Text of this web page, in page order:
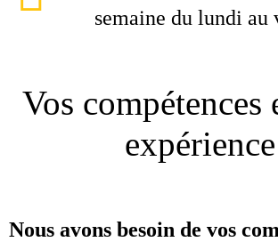
semaine du lundi au
Vos compétences
expérience
Nous avons besoin de vos